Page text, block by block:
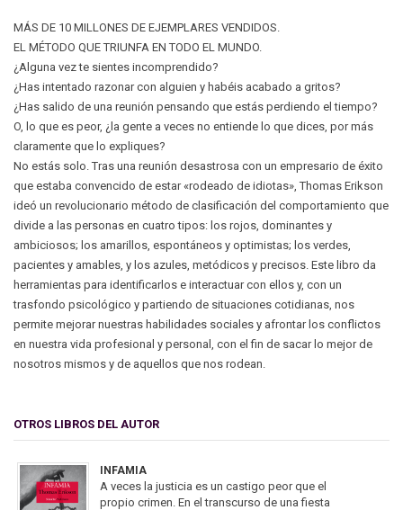
MÁS DE 10 MILLONES DE EJEMPLARES VENDIDOS.
EL MÉTODO QUE TRIUNFA EN TODO EL MUNDO.
¿Alguna vez te sientes incomprendido?
¿Has intentado razonar con alguien y habéis acabado a gritos?
¿Has salido de una reunión pensando que estás perdiendo el tiempo?
O, lo que es peor, ¿la gente a veces no entiende lo que dices, por más
claramente que lo expliques?
No estás solo. Tras una reunión desastrosa con un empresario de éxito
que estaba convencido de estar «rodeado de idiotas», Thomas Erikson
ideó un revolucionario método de clasificación del comportamiento que
divide a las personas en cuatro tipos: los rojos, dominantes y
ambiciosos; los amarillos, espontáneos y optimistas; los verdes,
pacientes y amables, y los azules, metódicos y precisos. Este libro da
herramientas para identificarlos e interactuar con ellos y, con un
trasfondo psicológico y partiendo de situaciones cotidianas, nos
permite mejorar nuestras habilidades sociales y afrontar los conflictos
en nuestra vida profesional y personal, con el fin de sacar lo mejor de
nosotros mismos y de aquellos que nos rodean.
OTROS LIBROS DEL AUTOR
INFAMIA
A veces la justicia es un castigo peor que el
propio crimen. En el transcurso de una fiesta